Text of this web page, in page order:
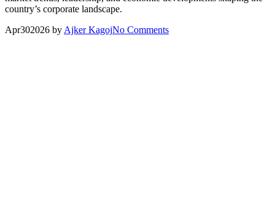
country’s corporate landscape.
Apr302026 by Ajker KagojNo Comments